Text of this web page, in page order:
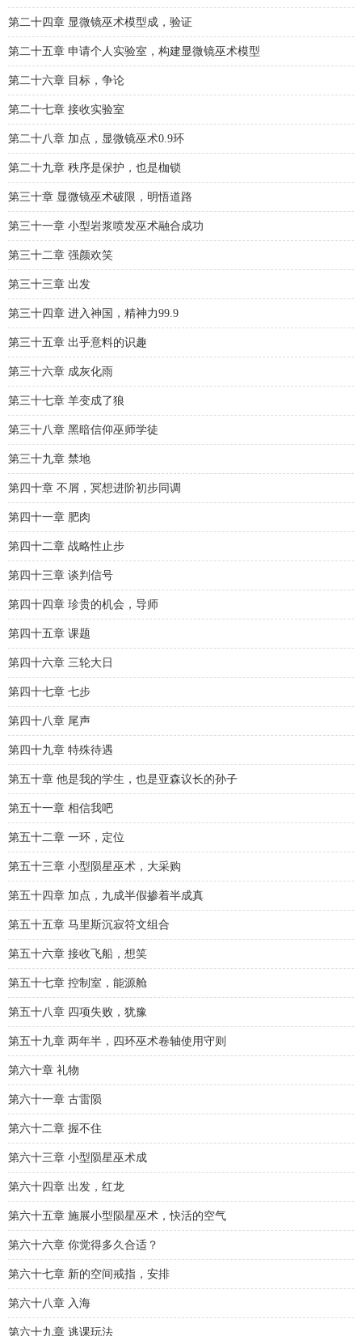
第二十四章 显微镜巫术模型成，验证
第二十五章 申请个人实验室，构建显微镜巫术模型
第二十六章 目标，争论
第二十七章 接收实验室
第二十八章 加点，显微镜巫术0.9环
第二十九章 秩序是保护，也是枷锁
第三十章 显微镜巫术破限，明悟道路
第三十一章 小型岩浆喷发巫术融合成功
第三十二章 强颜欢笑
第三十三章 出发
第三十四章 进入神国，精神力99.9
第三十五章 出乎意料的识趣
第三十六章 成灰化雨
第三十七章 羊变成了狼
第三十八章 黑暗信仰巫师学徒
第三十九章 禁地
第四十章 不屑，冥想进阶初步同调
第四十一章 肥肉
第四十二章 战略性止步
第四十三章 谈判信号
第四十四章 珍贵的机会，导师
第四十五章 课题
第四十六章 三轮大日
第四十七章 七步
第四十八章 尾声
第四十九章 特殊待遇
第五十章 他是我的学生，也是亚森议长的孙子
第五十一章 相信我吧
第五十二章 一环，定位
第五十三章 小型陨星巫术，大采购
第五十四章 加点，九成半假掺着半成真
第五十五章 马里斯沉寂符文组合
第五十六章 接收飞船，想笑
第五十七章 控制室，能源舱
第五十八章 四项失败，犹豫
第五十九章 两年半，四环巫术卷轴使用守则
第六十章 礼物
第六十一章 古雷陨
第六十二章 握不住
第六十三章 小型陨星巫术成
第六十四章 出发，红龙
第六十五章 施展小型陨星巫术，快活的空气
第六十六章 你觉得多久合适？
第六十七章 新的空间戒指，安排
第六十八章 入海
第六十九章 逃课玩法